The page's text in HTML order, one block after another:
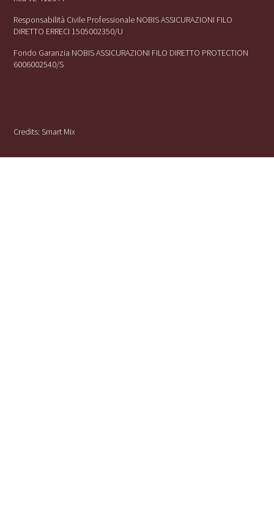
Responsabilità Civile Professionale NOBIS ASSICURAZIONI FILO
DIRETTO ERRECI 1505002350/U
Fondo Garanzia NOBIS ASSICURAZIONI FILO DIRETTO PROTECTION
6006002540/S
Credits:Smart Mix